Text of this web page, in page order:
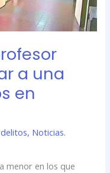
a una
en
, Noticias.
menor en los que